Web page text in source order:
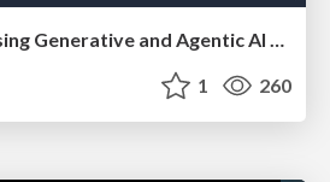
How People are Using Generative and Agentic AI to Supercharge Their Products, Projects, Services and Value Streams Today
1 260